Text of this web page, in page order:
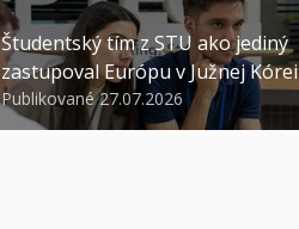
Študentský tím z STU ako jediný
zastupoval Európu v Južnej Kórei
Publikované 27.07.2026